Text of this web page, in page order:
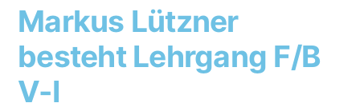
Markus Lützner
besteht Lehrgang F/B
V-I